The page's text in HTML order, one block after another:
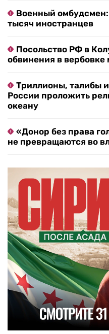
Военный
тысяч иностранцев
Посольство РФ в
обвинения в
Триллионы, талибы
России проложить
океану
«Донор без права
не превращаются во